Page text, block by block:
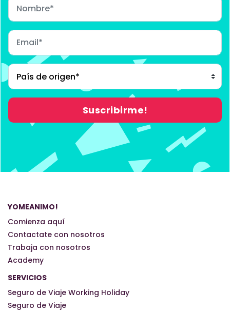
YOMEANIMO!
Comienza aquí
Contactate con nosotros
Trabaja con nosotros
Academy
SERVICIOS
Seguro de Viaje Working Holiday
Seguro de Viaje